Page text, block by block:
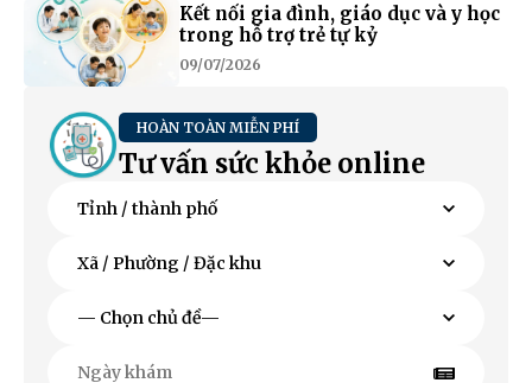
Kết nối gia đình, giáo dục và y học
trong hỗ trợ trẻ tự kỷ
09/07/2026
HOÀN TOÀN MIỄN PHÍ
Tư vấn sức khỏe online